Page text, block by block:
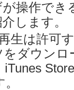
操作でき
します。
生は許可
をダウンロ